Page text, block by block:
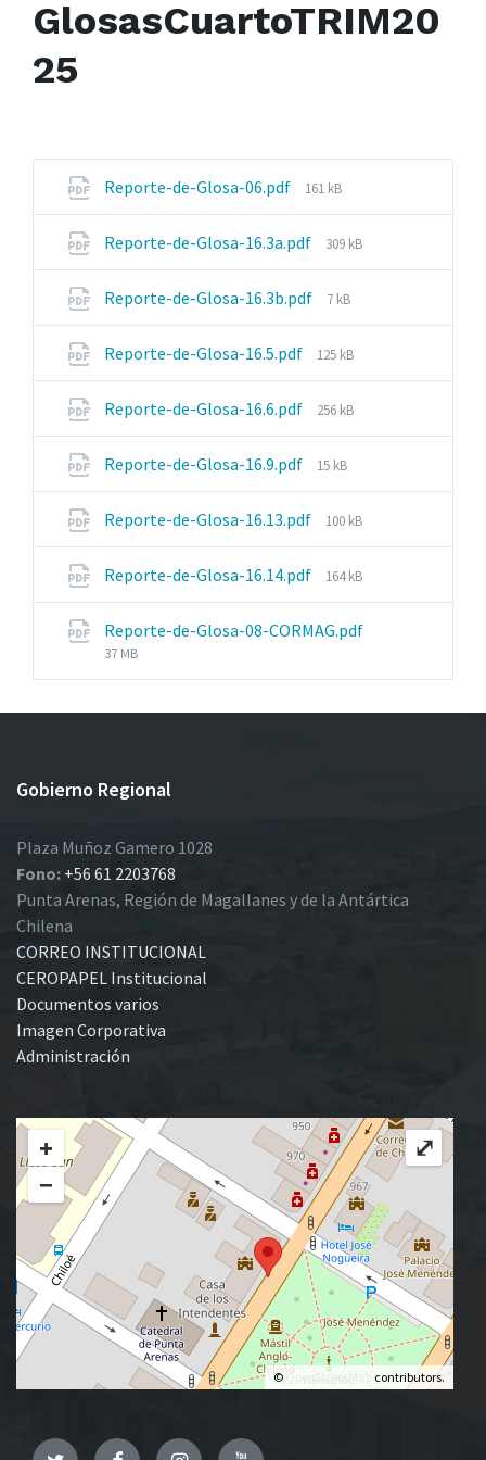
GlosasCuartoTRIM20
25
Reporte-de-Glosa-06.pdf
File
161 kB
Reporte-de-Glosa-16.3a.pdf
File
309 kB
Reporte-de-Glosa-16.3b.pdf
File
7 kB
Reporte-de-Glosa-16.5.pdf
File
125 kB
Reporte-de-Glosa-16.6.pdf
File
256 kB
Reporte-de-Glosa-16.9.pdf
File
15 kB
Reporte-de-Glosa-16.13.pdf
File
100 kB
Reporte-de-Glosa-16.14.pdf
File
164 kB
Reporte-de-Glosa-08-CORMAG.pdf
37 MB
Gobierno Regional
Plaza Muñoz Gamero 1028
Fono: +56 61 2203768
Punta Arenas, Región de Magallanes y de la Antártica
Chilena
CORREO INSTITUCIONAL
CEROPAPEL Institucional
Documentos varios
Imagen Corporativa
Administración
+
−
© OpenStreetMap contributors.
⤢